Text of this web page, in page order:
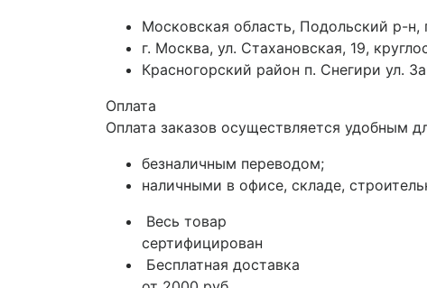
Московская область, Подольский р-
г. Москва, ул. Стахановская, 19,
Красногорский район п. Снегири ул.
Оплата
Оплата заказов осуществляется удобным
безналичным переводом;
наличными в офисе, складе,
Весь товар
сертифицирован
Бесплатная доставка